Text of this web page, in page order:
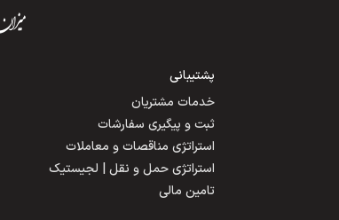
پشتیبانی
خدمات مشتریان
ثبت و پیگیری سفارشات
استراتژی مناقصات و معاملات
استراتژی حمل و نقل | لجیستیک
تامین مالی